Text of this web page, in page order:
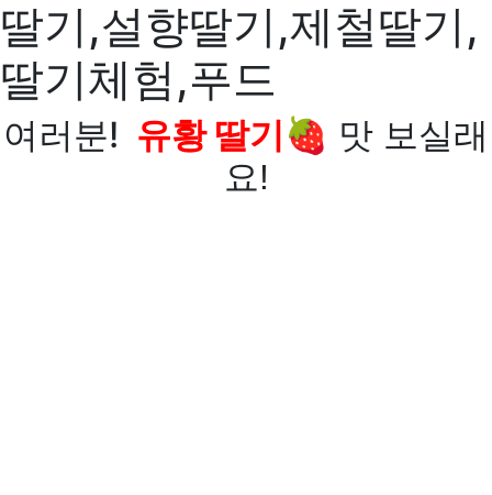
딸기,설향딸기,제철딸기,
딸기체험,푸드
여러분! 유황 딸기🍓 맛 보실래
요!